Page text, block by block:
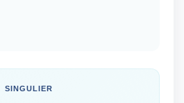
SINGULIER